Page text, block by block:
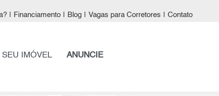
Financiamento Blog Vagas para Corretores Contato
IMÓVEL ANUNCIE